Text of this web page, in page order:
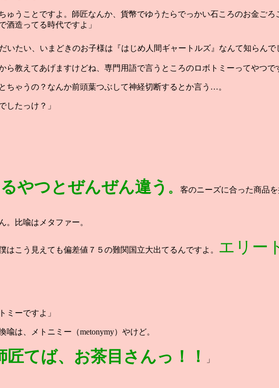
ゅうことですよ。師匠なんか、貨幣でゆうたらでっかい石ころのお金ご
酒造ってる時代ですよ」
だいたい、いまどきのお子様は『はじめ人間ギャートルズ』なんて知らんで
ら教えてあげますけどね、専門用語で言うところのロボトミーってやつで
ゃうの？なんか前頭葉つぶして神経切断するとか言う…。
したっけ？」
やつとぜんぜん違う 。 客のニーズに合った商品
。比喩はメタファー。
はこう見えても偏差値７５の難関国立大出てるんですよ。
エリー
ミーですよ」
は、メトニミー（metonymy）やけど。
匠てば、お茶目さんっ！！ 」